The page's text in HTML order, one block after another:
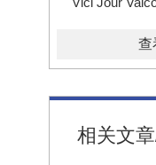
查
相关文